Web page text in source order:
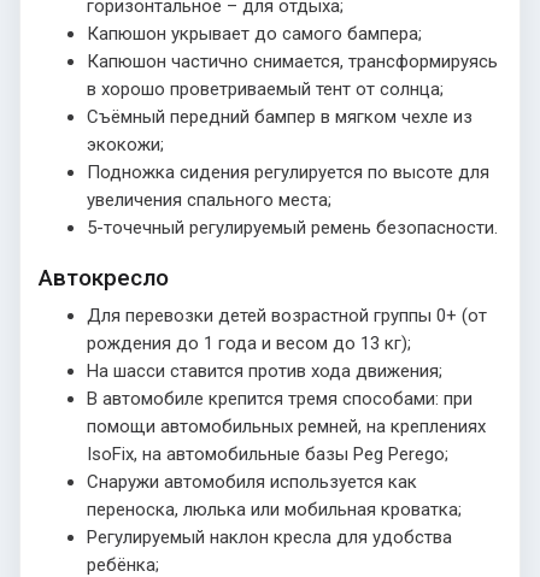
горизонтальное – для отдыха;
Капюшон укрывает до самого бампера;
Капюшон частично снимается, трансформируясь
в хорошо проветриваемый тент от солнца;
Съёмный передний бампер в мягком чехле из
экокожи;
Подножка сидения регулируется по высоте для
увеличения спального места;
5-точечный регулируемый ремень безопасности.
Автокресло
Для перевозки детей возрастной группы 0+ (от
рождения до 1 года и весом до 13 кг);
На шасси ставится против хода движения;
В автомобиле крепится тремя способами: при
помощи автомобильных ремней, на креплениях
IsoFix, на автомобильные базы Peg Perego;
Снаружи автомобиля используется как
переноска, люлька или мобильная кроватка;
Регулируемый наклон кресла для удобства
ребёнка;